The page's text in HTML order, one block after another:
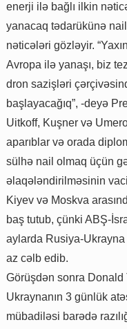
enerji ilə bağlı ilkin
yanacaq tədarükünə
nəticələri gözləyir.
Avropa ilə yanaşı, biz
dron sazişləri
başlayacağıq”, -deyə
Uitkoff, Kuşner və
aparıblar və orada
sülhə nail olmaq üçün
əlaqələndirilməsinin
Kiyev və Moskva
baş tutub, çünki ABŞ-
aylarda Rusiya-
az cəlb edib.
Görüşdən sonra
Ukraynanın 3 günlük
mübadiləsi barədə